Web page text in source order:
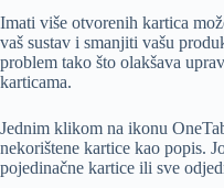
Imati više otvorenih kartica
vaš sustav i smanjiti vašu
problem tako što olakšava
karticama.
Jednim klikom na ikonu
nekorištene kartice kao popis.
pojedinačne kartice ili sve